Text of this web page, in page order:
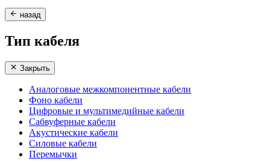
назад
Тип кабеля
Закрыть
Аналоговые межкомпонентные кабели
Фоно кабели
Цифровые и мультимедийные кабели
Сабвуферные кабели
Акустические кабели
Силовые кабели
Перемычки